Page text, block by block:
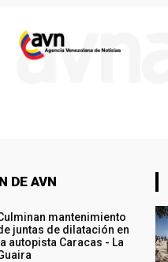
DE AVN
mantenimiento
juntas de dilatación en
autopista Caracas - La